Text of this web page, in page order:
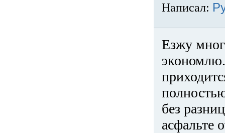
Написал:
Езжу
без
асфальте